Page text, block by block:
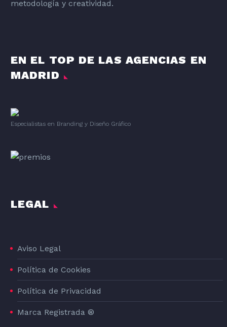
metodología y creatividad.
EN EL TOP DE LAS AGENCIAS EN
MADRID
Especialistas en Branding y Diseño Gráfico
LEGAL
Aviso Legal
Política de Cookies
Política de Privacidad
Marca Registrada ®